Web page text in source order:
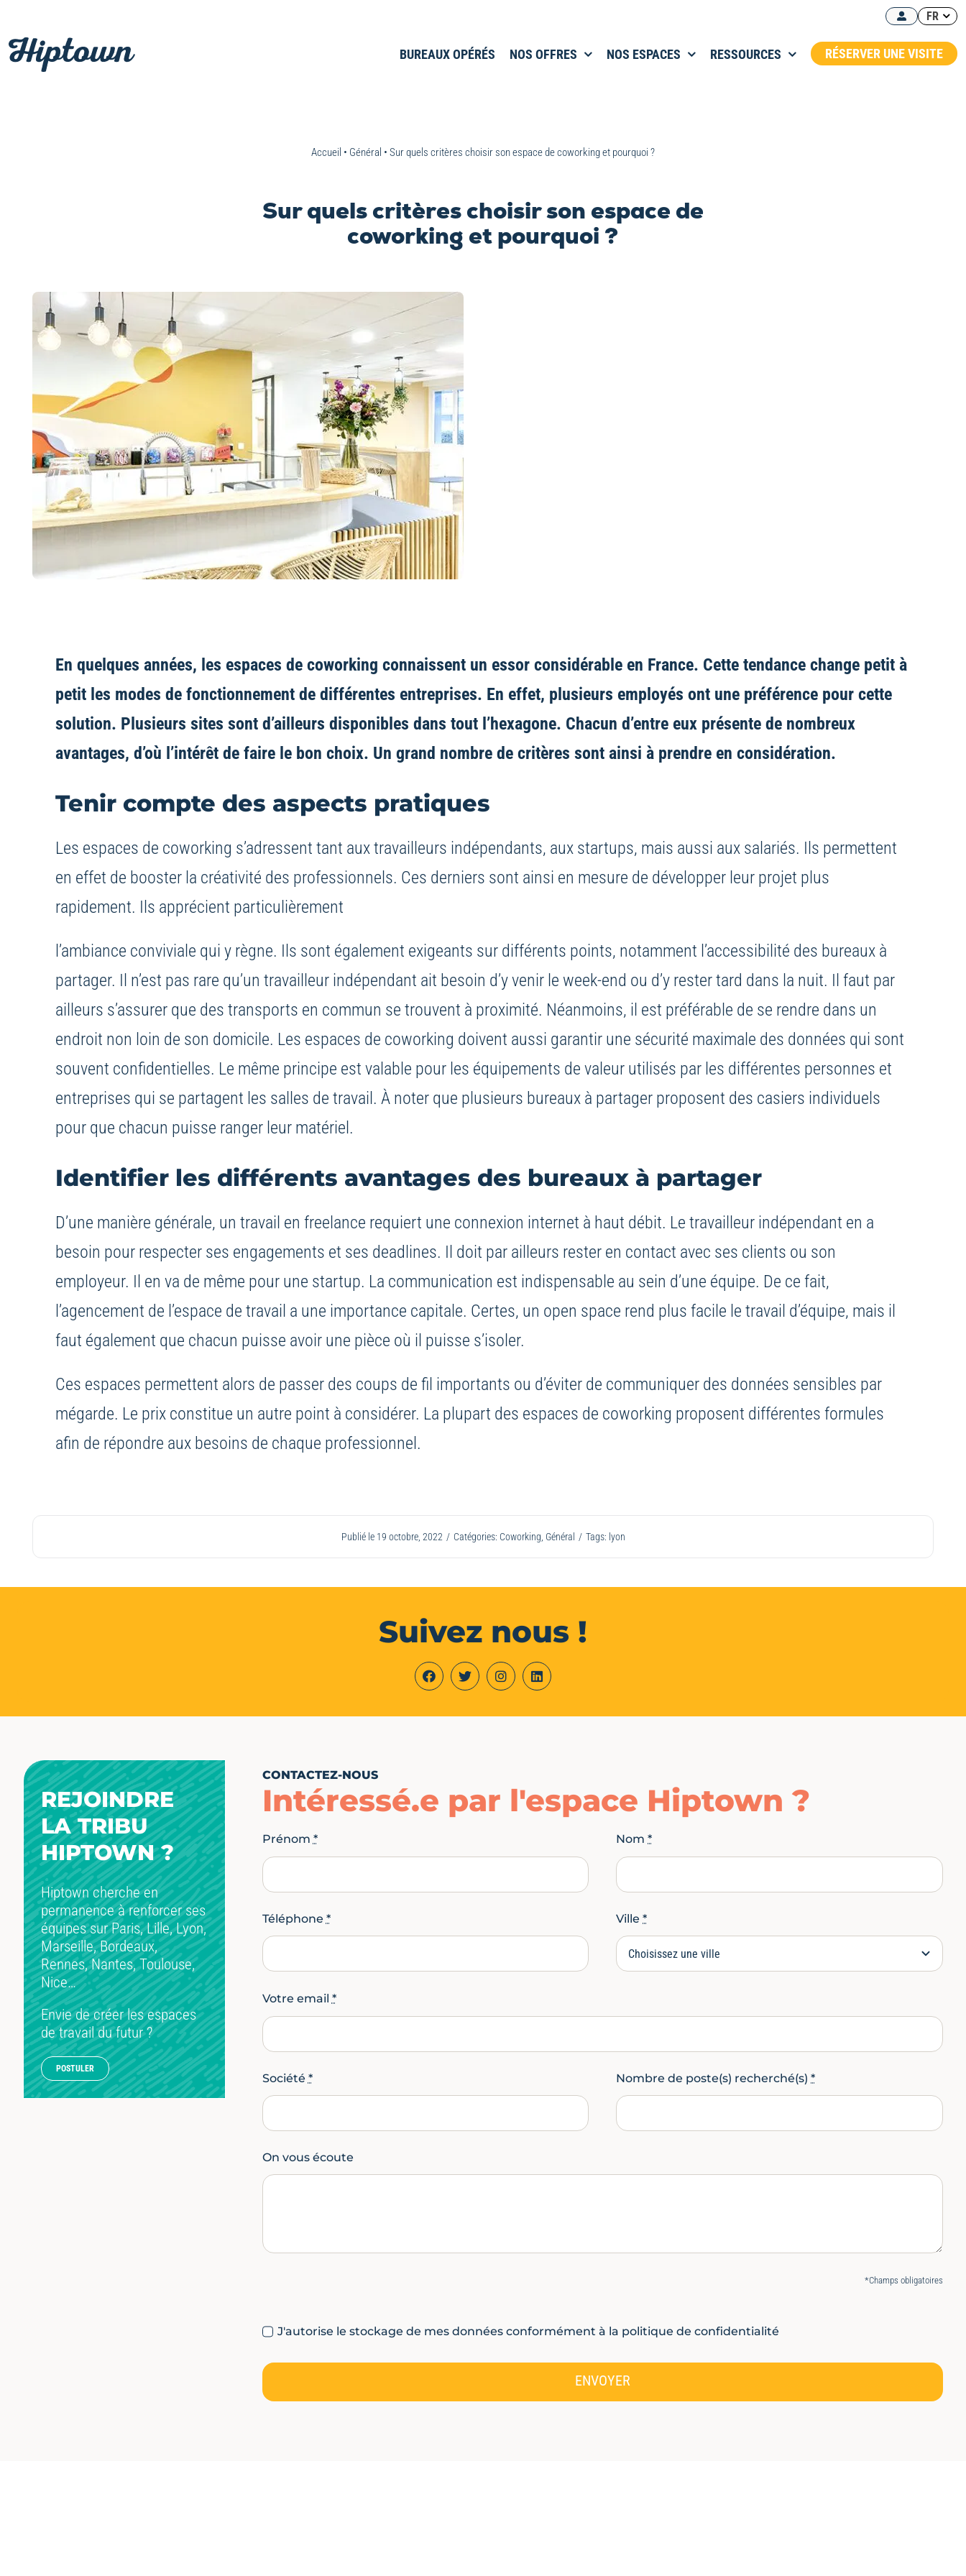
contenu
FR
BUREAUX OPÉRÉS NOS OFFRES NOS ESPACES RESSOURCES RÉSERVER UNE VISITE
Accueil • Général • Sur quels critères choisir son espace de coworking et pourquoi ?
Sur quels critères choisir son espace de
coworking et pourquoi ?
En quelques années, les espaces de coworking connaissent un essor considérable en France. Cette tendance change petit à
petit les modes de fonctionnement de différentes entreprises. En effet, plusieurs employés ont une préférence pour cette
solution. Plusieurs sites sont d’ailleurs disponibles dans tout l’hexagone. Chacun d’entre eux présente de nombreux
avantages, d’où l’intérêt de faire le bon choix. Un grand nombre de critères sont ainsi à prendre en considération.
Tenir compte des aspects pratiques
Les espaces de coworking s’adressent tant aux travailleurs indépendants, aux startups, mais aussi aux salariés. Ils permettent
en effet de booster la créativité des professionnels. Ces derniers sont ainsi en mesure de développer leur projet plus
rapidement. Ils apprécient particulièrement
l’ambiance conviviale qui y règne. Ils sont également exigeants sur différents points, notamment l’accessibilité des bureaux à
partager. Il n’est pas rare qu’un travailleur indépendant ait besoin d’y venir le week-end ou d’y rester tard dans la nuit. Il faut par
ailleurs s’assurer que des transports en commun se trouvent à proximité. Néanmoins, il est préférable de se rendre dans un
endroit non loin de son domicile. Les espaces de coworking doivent aussi garantir une sécurité maximale des données qui sont
souvent confidentielles. Le même principe est valable pour les équipements de valeur utilisés par les différentes personnes et
entreprises qui se partagent les salles de travail. À noter que plusieurs bureaux à partager proposent des casiers individuels
pour que chacun puisse ranger leur matériel.
Identifier les différents avantages des bureaux à partager
D’une manière générale, un travail en freelance requiert une connexion internet à haut débit. Le travailleur indépendant en a
besoin pour respecter ses engagements et ses deadlines. Il doit par ailleurs rester en contact avec ses clients ou son
employeur. Il en va de même pour une startup. La communication est indispensable au sein d’une équipe. De ce fait,
l’agencement de l’espace de travail a une importance capitale. Certes, un open space rend plus facile le travail d’équipe, mais il
faut également que chacun puisse avoir une pièce où il puisse s’isoler.
Ces espaces permettent alors de passer des coups de fil importants ou d’éviter de communiquer des données sensibles par
mégarde. Le prix constitue un autre point à considérer. La plupart des espaces de coworking proposent différentes formules
afin de répondre aux besoins de chaque professionnel.
Publié le 19 octobre, 2022 / Catégories: Coworking Général / Tags: lyon
Suivez nous !
REJOINDRE
LA TRIBU
HIPTOWN ?
Hiptown cherche en
permanence à renforcer ses
équipes sur Paris, Lille, Lyon,
Marseille, Bordeaux,
Rennes, Nantes, Toulouse,
Nice…
Envie de créer les espaces
de travail du futur ?
POSTULER
CONTACTEZ-NOUS
Intéressé.e par l'espace Hiptown ?
Prénom * Nom*
Téléphone * Ville*
Votre email *
Société * Nombre de poste(s) recherché(s)*
On vous écoute
*Champs obligatoires
J'autorise le stockage de mes données conformément à la politique de confidentialité
ENVOYER